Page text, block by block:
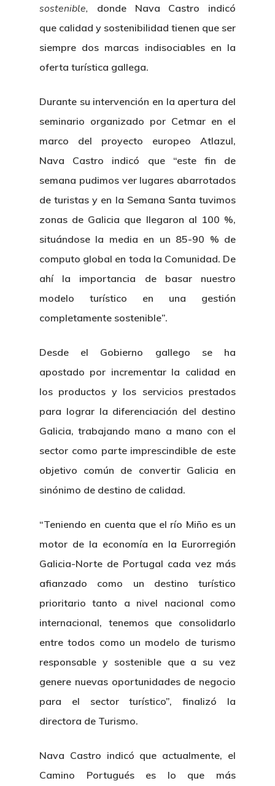
sostenible,
donde Nava Castro indicó
que calidad y sostenibilidad tienen que ser
siempre dos marcas indisociables en la
oferta turística gallega.
Durante su intervención en la apertura del
seminario organizado por Cetmar en el
marco del proyecto europeo Atlazul,
Nava Castro indicó que “este fin de
semana pudimos ver lugares abarrotados
de turistas y en la Semana Santa tuvimos
zonas de Galicia que llegaron al 100 %,
situándose la media en un 85-90 % de
computo global en toda la Comunidad. De
ahí la importancia de basar nuestro
modelo turístico en una gestión
completamente sostenible”.
Desde el Gobierno gallego se ha
apostado por incrementar la calidad en
los productos y los servicios prestados
para lograr la diferenciación del destino
Galicia, trabajando mano a mano con el
sector como parte imprescindible de este
objetivo común de convertir Galicia en
sinónimo de destino de calidad.
“Teniendo en cuenta que el río Miño es un
motor de la economía en la Eurorregión
Galicia-Norte de Portugal cada vez más
afianzado como un destino turístico
prioritario tanto a nivel nacional como
internacional, tenemos que consolidarlo
entre todos como un modelo de turismo
responsable y sostenible que a su vez
genere nuevas oportunidades de negocio
para el sector turístico”, finalizó la
directora de Turismo.
Nava Castro indicó que actualmente, el
Camino Portugués es lo que más